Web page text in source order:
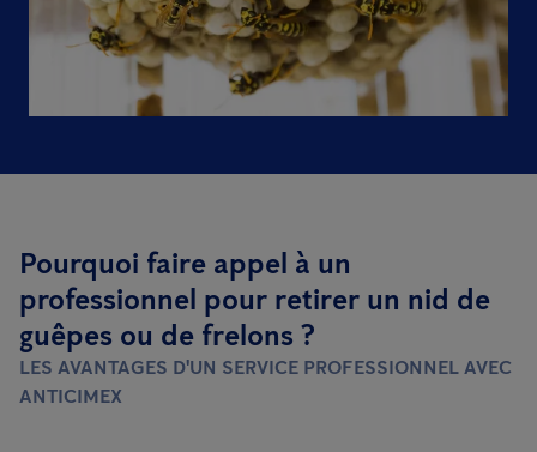
Pourquoi faire appel à un
professionnel pour retirer un nid de
guêpes ou de frelons ?
LES AVANTAGES D'UN SERVICE PROFESSIONNEL AVEC
ANTICIMEX